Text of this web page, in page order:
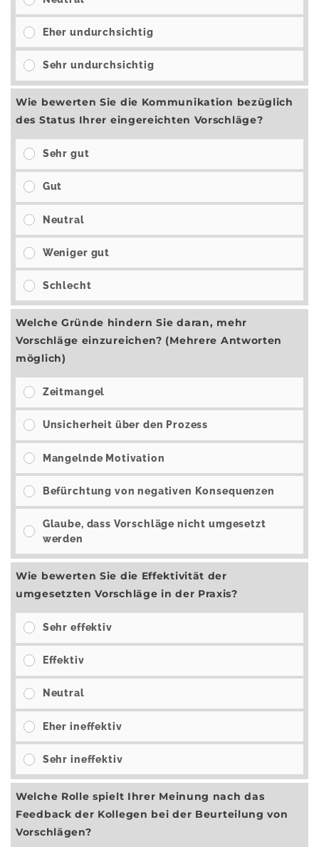
Eher undurchsichtig
Sehr undurchsichtig
Wie bewerten Sie die Kommunikation bezüglich
des Status Ihrer eingereichten Vorschläge?
Sehr gut
Gut
Neutral
Weniger gut
Schlecht
Welche Gründe hindern Sie daran, mehr
Vorschläge einzureichen? (Mehrere Antworten
möglich)
Zeitmangel
Unsicherheit über den Prozess
Mangelnde Motivation
Befürchtung von negativen Konsequenzen
Glaube, dass Vorschläge nicht umgesetzt
werden
Wie bewerten Sie die Effektivität der
umgesetzten Vorschläge in der Praxis?
Sehr effektiv
Effektiv
Neutral
Eher ineffektiv
Sehr ineffektiv
Welche Rolle spielt Ihrer Meinung nach das
Feedback der Kollegen bei der Beurteilung von
Vorschlägen?